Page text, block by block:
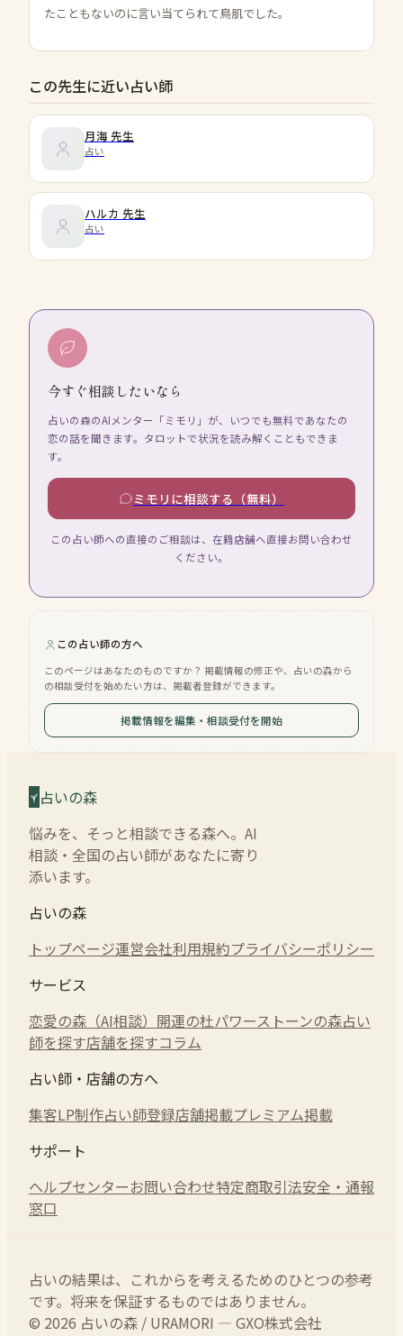
たこともないのに言い当てられて鳥肌でした。
この先生に近い占い師
月海 先生
占い
ハルカ 先生
占い
今すぐ相談したいなら
占いの森のAIメンター「ミモリ」が、いつでも無料であなたの
恋の話を聞きます。タロットで状況を読み解くこともできま
す。
ミモリに相談する（無料）
この占い師への直接のご相談は、在籍店舗へ直接お問い合わせ
ください。
この占い師の方へ
このページはあなたのものですか？ 掲載情報の修正や、占いの森から
の相談受付を始めたい方は、掲載者登録ができます。
掲載情報を編集・相談受付を開始
占いの森
悩みを、そっと相談できる森へ。AI
相談・全国の占い師があなたに寄り
添います。
占いの森
トップページ運営会社利用規約プライバシーポリシー
サービス
恋愛の森（AI相談） 開運の杜パワーストーンの森占い
師を探す店舗を探すコラム
占い師・店舗の方へ
集客LP制作占い師登録店舗掲載プレミアム掲載
サポート
ヘルプセンターお問い合わせ特定商取引法安全・通報
窓口
占いの結果は、これからを考えるためのひとつの参考
です。将来を保証するものではありません。
© 2026 占いの森 / URAMORI — GXO株式会社